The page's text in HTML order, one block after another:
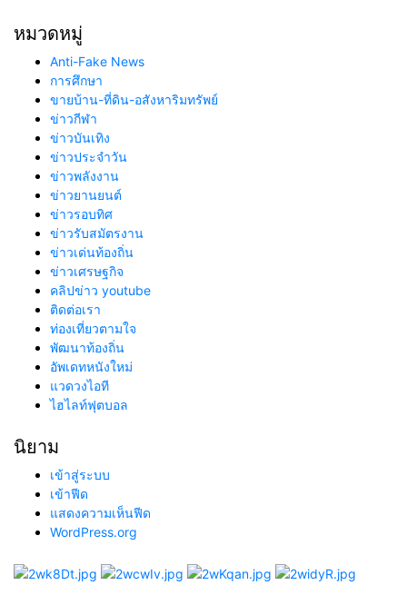
หมวดหมู่
Anti-Fake News
การศึกษา
ขายบ้าน-ที่ดิน-อสังหาริมทรัพย์
ข่าวกีฬา
ข่าวบันเทิง
ข่าวประจำวัน
ข่าวพลังงาน
ข่าวยานยนต์
ข่าวรอบทิศ
ข่าวรับสมัตรงาน
ข่าวเด่นท้องถิ่น
ข่าวเศรษฐกิจ
คลิปข่าว youtube
ติดต่อเรา
ท่องเที่ยวตามใจ
พัฒนาท้องถิ่น
อัพเดทหนังใหม่
แวดวงไอที
ไฮไลท์ฟุตบอล
นิยาม
เข้าสู่ระบบ
เข้าฟีด
แสดงความเห็นฟีด
WordPress.org